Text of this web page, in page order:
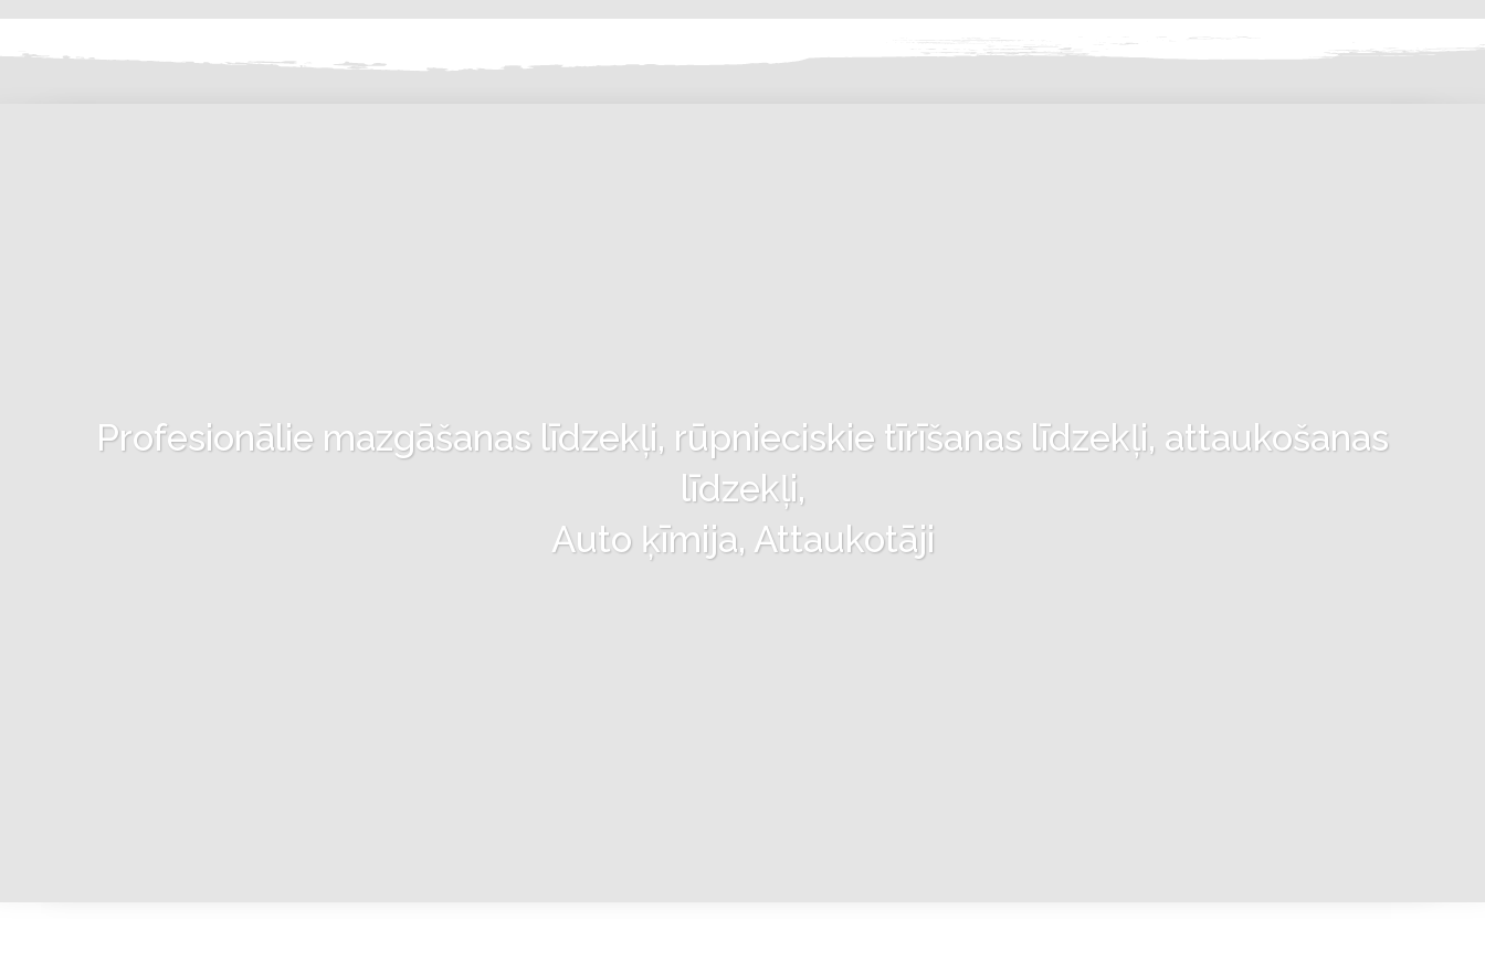
Profesionālie mazgāšanas līdzekļi, rūpnieciskie tīrīšanas līdzekļi, attaukošanas
līdzekļi,
Auto ķīmija, Attaukotāji